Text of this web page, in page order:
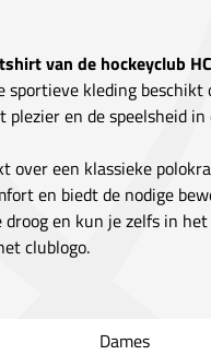
van de hockeyclub
sportieve kleding
en de speelsheid
over een klassieke
en biedt de nodige
en kun je zelfs in
clublogo.
Dames